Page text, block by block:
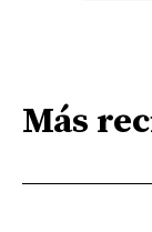
Más